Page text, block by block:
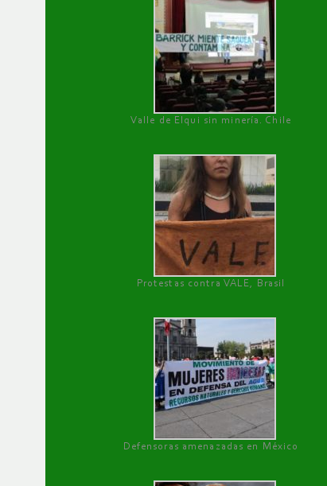
Valle de Elqui sin minería. Chile
Protestas contra VALE, Brasil
Defensoras amenazadas en México